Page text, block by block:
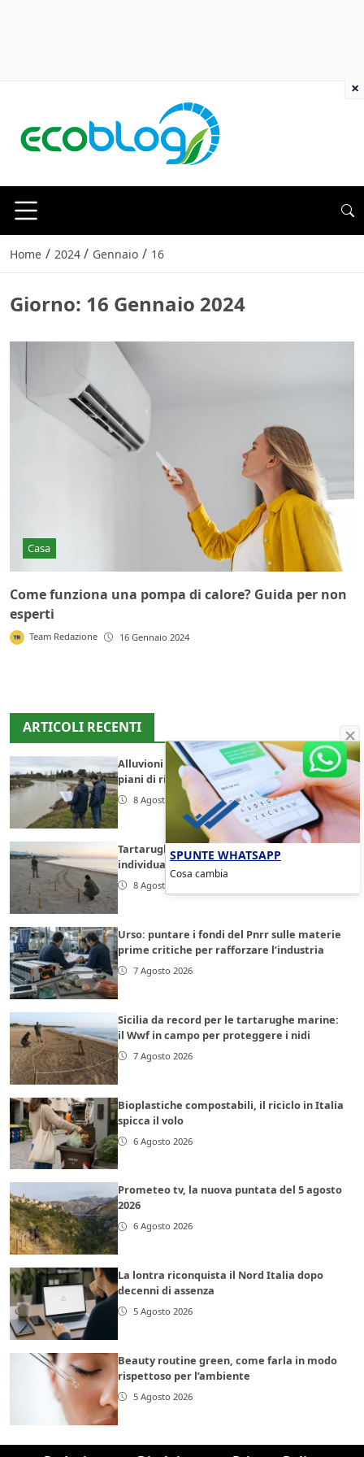
Home / 2024 / Gennaio / 16
Giorno: 16 Gennaio 2024
Casa
Come funziona una pompa di calore? Guida per non
esperti
Team Redazione 16 Gennaio 2024
ARTICOLI RECENTI
Alluvioni in Emilia-Romagna, la Lega chiede
piani di rischio aggiornati
8 Agosto 2026
Tartarughe marine, nidi in calo in Italia:
individuati circa 280 siti di deposizione
8 Agosto 2026
Urso: puntare i fondi del Pnrr sulle materie
prime critiche per rafforzare l’industria
7 Agosto 2026
Sicilia da record per le tartarughe marine:
il Wwf in campo per proteggere i nidi
7 Agosto 2026
Bioplastiche compostabili, il riciclo in Italia
spicca il volo
6 Agosto 2026
Prometeo tv, la nuova puntata del 5 agosto
2026
6 Agosto 2026
La lontra riconquista il Nord Italia dopo
decenni di assenza
5 Agosto 2026
Beauty routine green, come farla in modo
rispettoso per l’ambiente
5 Agosto 2026
×
SPUNTE WHATSAPP
Cosa cambia